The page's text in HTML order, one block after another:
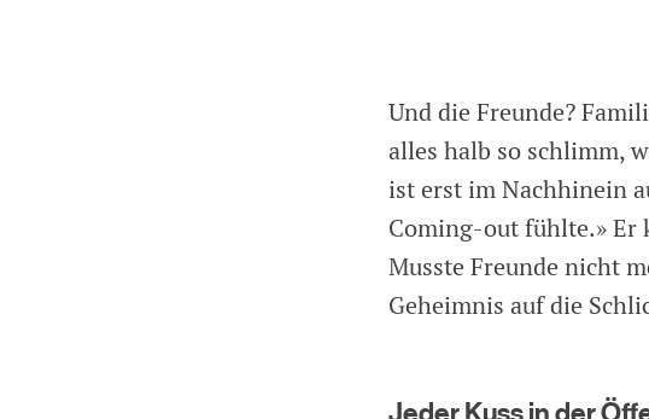
Und die Freunde?
alles halb so schlimm,
ist erst im Nachhinein
Coming-out fühlte.» Er
Musste Freunde nicht
Geheimnis auf die